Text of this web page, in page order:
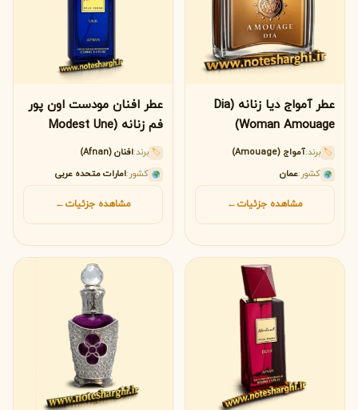
عطر آمواج دیا زنانه (Dia
Woman Amouage)
🏷 برند:آمواج (Amouage)
کشور:عمان
مشاهده جزئیات←
عطر افنان مودست اون پور
فم زنانه (Modest Une
pour Femme Afnan)🏷 برند:افنان (Afnan)
کشور:امارات متحده عربی
مشاهده جزئیات←